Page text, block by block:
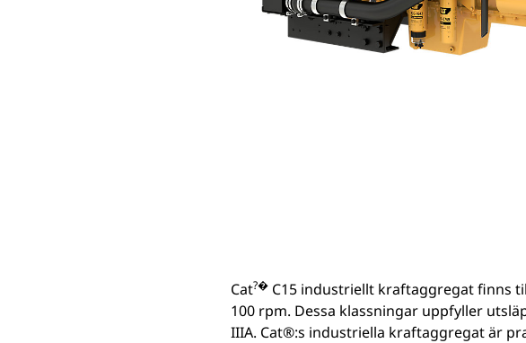
Cat?� C15 industriellt kraftaggregat finns
100 rpm. Dessa klassningar uppfyller
IIIA. Cat®:s industriella kraftaggregat är